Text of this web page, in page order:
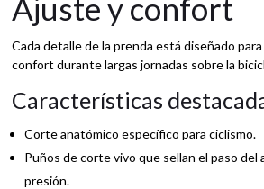
Ajuste y confort
Cada detalle de la prenda está diseñado
confort durante largas jornadas sobre la
Características
Corte anatómico específico para ciclismo.
Puños de corte vivo que sellan el paso del
presión.